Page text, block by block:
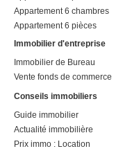
Appartement 6 chambres
Appartement 6 pièces
Immobilier d'entreprise
Immobilier de Bureau
Vente fonds de commerce
Conseils immobiliers
Guide immobilier
Actualité immobilière
Prix immo : Location